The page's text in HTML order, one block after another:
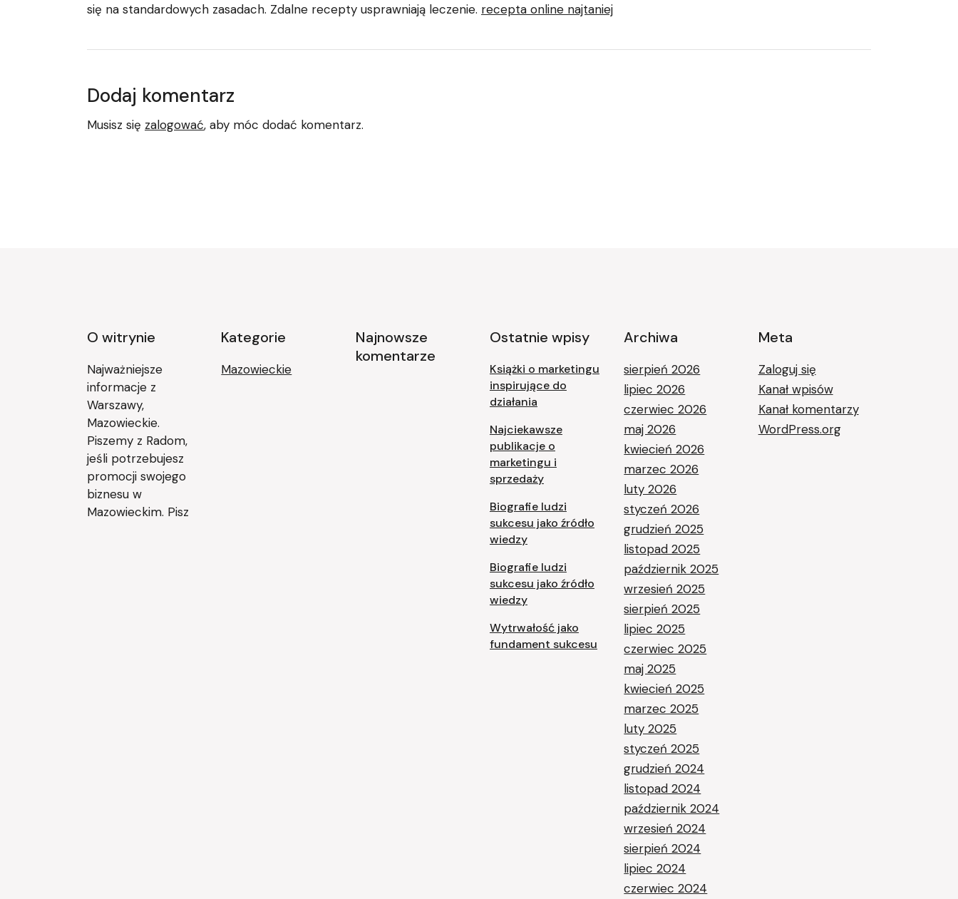
się na standardowych zasadach. Zdalne recepty usprawniają leczenie. recepta online najtaniej
Dodaj komentarz
Musisz się zalogować, aby móc dodać komentarz.
O witrynie
Najważniejsze
informacje z
Warszawy,
Mazowieckie.
Piszemy z Radom,
jeśli potrzebujesz
promocji swojego
biznesu w
Mazowieckim. Pisz
Kategorie
Mazowieckie
Najnowsze
komentarze
Ostatnie wpisy
Książki o marketingu
inspirujące do
działania
Najciekawsze
publikacje o
marketingu i
sprzedaży
Biografie ludzi
sukcesu jako źródło
wiedzy
Biografie ludzi
sukcesu jako źródło
wiedzy
Wytrwałość jako
fundament sukcesu
Archiwa
sierpień 2026
lipiec 2026
czerwiec 2026
maj 2026
kwiecień 2026
marzec 2026
luty 2026
styczeń 2026
grudzień 2025
listopad 2025
październik 2025
wrzesień 2025
sierpień 2025
lipiec 2025
czerwiec 2025
maj 2025
kwiecień 2025
marzec 2025
luty 2025
styczeń 2025
grudzień 2024
listopad 2024
październik 2024
wrzesień 2024
sierpień 2024
lipiec 2024
czerwiec 2024
Meta
Zaloguj się
Kanał wpisów
Kanał komentarzy
WordPress.org